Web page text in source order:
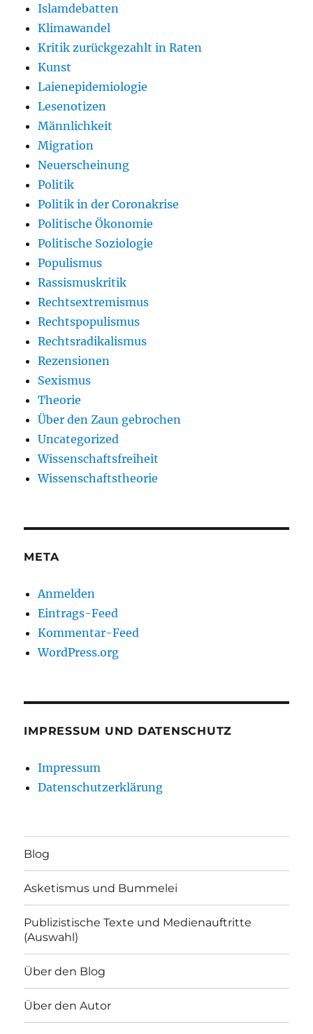
Islamdebatten
Klimawandel
Kritik zurückgezahlt in Raten
Kunst
Laienepidemiologie
Lesenotizen
Männlichkeit
Migration
Neuerscheinung
Politik
Politik in der Coronakrise
Politische Ökonomie
Politische Soziologie
Populismus
Rassismuskritik
Rechtsextremismus
Rechtspopulismus
Rechtsradikalismus
Rezensionen
Sexismus
Theorie
Über den Zaun gebrochen
Uncategorized
Wissenschaftsfreiheit
Wissenschaftstheorie
META
Anmelden
Eintrags-Feed
Kommentar-Feed
WordPress.org
IMPRESSUM UND DATENSCHUTZ
Impressum
Datenschutzerklärung
Blog
Asketismus und Bummelei
Publizistische Texte und Medienauftritte
(Auswahl)
Über den Blog
Über den Autor